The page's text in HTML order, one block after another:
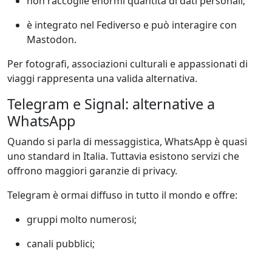
è integrato nel Fediverso e può interagire con
Mastodon.
Per fotografi, associazioni culturali e appassionati di
viaggi rappresenta una valida alternativa.
Telegram e Signal: alternative a
WhatsApp
Quando si parla di messaggistica, WhatsApp è quasi
uno standard in Italia. Tuttavia esistono servizi che
offrono maggiori garanzie di privacy.
Telegram è ormai diffuso in tutto il mondo e offre:
gruppi molto numerosi;
canali pubblici;